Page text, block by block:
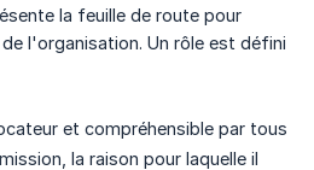
la feuille de route pour
l'organisation. Un rôle est défini
et compréhensible par tous
la raison pour laquelle il